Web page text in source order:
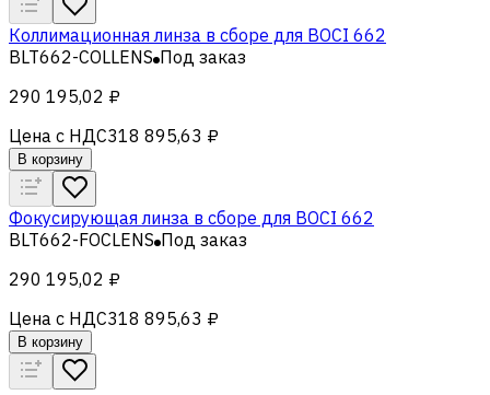
Коллимационная линза в сборе для BOCI 662
BLT662-COLLENS Под заказ
290 195,02 ₽
Цена с НДС318 895,63 ₽
В корзину
Фокусирующая линза в сборе для BOCI 662
BLT662-FOCLENS Под заказ
290 195,02 ₽
Цена с НДС318 895,63 ₽
В корзину